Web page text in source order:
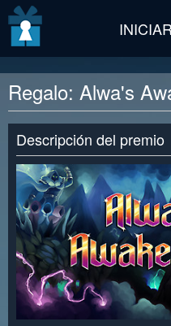
Regalo: Alwa's
Descripción del premio